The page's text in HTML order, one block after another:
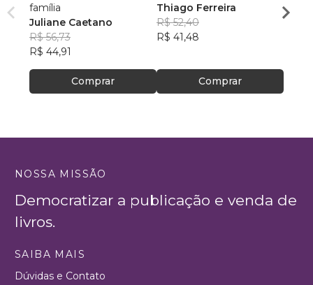
família
Juliane Caetano
R$ 56,73
R$ 44,91
Comprar
Thiago Ferreira
R$ 52,40
R$ 41,48
Comprar
Otilia
R$
NOSSA MISSÃO
Democratizar a publicação e venda de
livros.
SAIBA MAIS
Dúvidas e Contato